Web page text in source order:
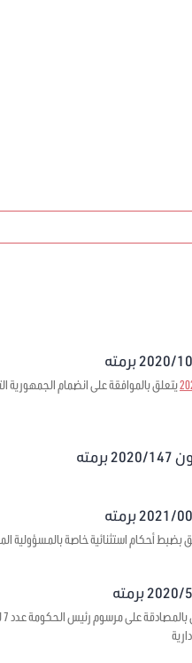
بضبط أحكام استثنائية خاصة بالمسؤولية المدنيّة